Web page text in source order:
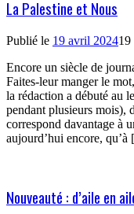
La Palestine et Nous
Publié le 19 avril 202419
Encore un siècle de
Faites-leur manger le
la rédaction a débuté au
pendant plusieurs mois),
correspond davantage à
aujourd’hui encore,
Nouveauté : d’aile en